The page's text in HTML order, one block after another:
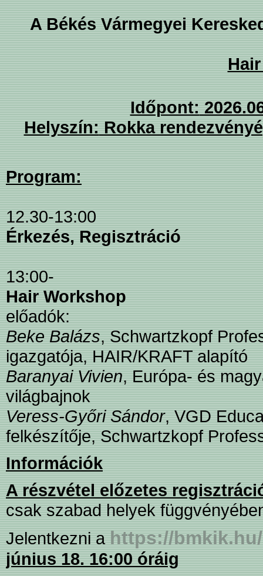
A Békés Vármegyei
Időpont:
Helyszín:Rokka
Program:
12.30-13:00
Érkezés, Regisztráció
13:00-
Hair Workshop
előadók:
Beke Balázs, Schwartzkopf
igazgatója, HAIR/KRAFT alapító
Baranyai Vivien, Európa- és
világbajnok
Veress-Győri Sándor, VGD
felkészítője, Schwartzkopf
Információk
A részvétel előzetes
csak szabad helyek
Jelentkezni ahttps://
június 18. 16:00 óráig